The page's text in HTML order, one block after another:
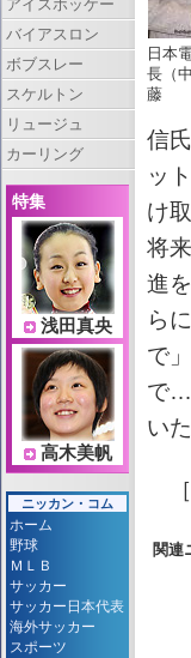
日本
長（
藤
信
ッ
け
将
進
ら
で
で…
い
［
関連
アイスホッケー
バイアスロン
ボブスレー
スケルトン
リュージュ
カーリング
特集
浅田真央
高木美帆
ニッカン・コム
ホーム
野球
ＭＬＢ
サッカー
サッカー日本代表
海外サッカー
スポーツ